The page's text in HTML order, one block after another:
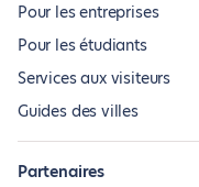
Pour les entreprises
Pour les étudiants
Services aux visiteurs
Guides des villes
Partenaires